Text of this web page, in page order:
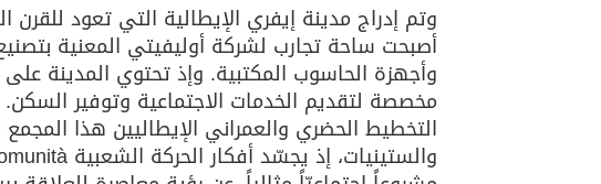
وتم إدراج مدينة إيفري الإيطالية التي تعود
أصبحت ساحة تجارب لشركة أوليفيتي المعنية بتصنيع
وأجهزة الحاسوب المكتبية. وإذ تحتوي المدينة على
مخصصة لتقديم الخدمات الاجتماعية وتوفير
التخطيط الحضري والعمراني الإيطاليين هذا